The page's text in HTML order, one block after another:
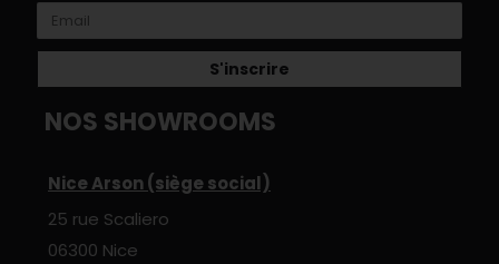
S'inscrire
NOS SHOWROOMS
Nice Arson (siège social)
25 rue Scaliero
06300 Nice